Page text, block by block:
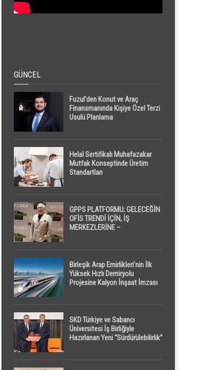
GÜNCEL
Fuzul’den Konut ve Araç
Finansmanında Kişiye Özel Terzi
Usulü Planlama
Helal Sertifikalı Muhafazakar
Mutfak Konseptinde Üretim
Standartları
GPPS PLATFORMU; GELECEĞİN
OFİS TRENDİ İÇİN, İŞ
MERKEZLERİNE –
Birleşik Arap Emirlikleri’nin İlk
Yüksek Hızlı Demiryolu
Projesine Kalyon İnşaat İmzası
SKD Türkiye ve Sabancı
Üniversitesi İş Birliğiyle
Hazırlanan Yeni “Sürdürülebilirlik”